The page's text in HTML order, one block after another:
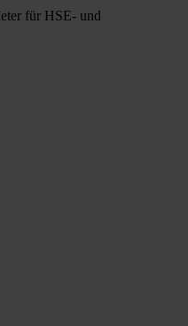
für HSE- und